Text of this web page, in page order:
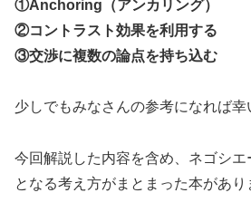
①Anchoring（アンカリング）
②コントラスト効果を利用する
③交渉に複数の論点を持ち込む
少しでもみなさんの参考になれば幸
今回解説した内容を含め、ネゴシ
となる考え方がまとまった本があり